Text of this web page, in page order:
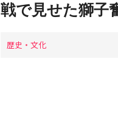
戦で見せた獅子
歴史・文化